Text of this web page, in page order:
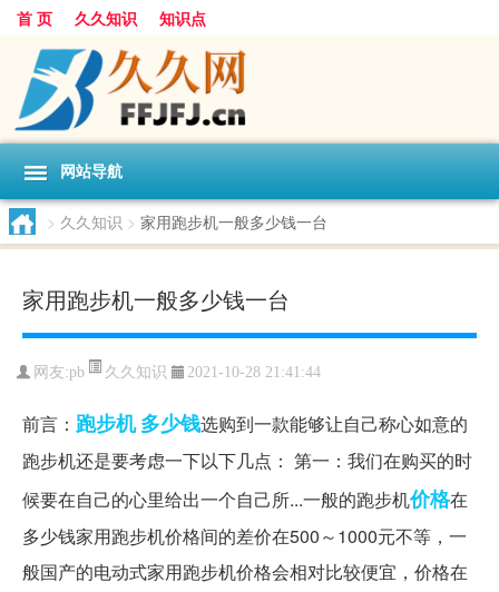
首 页 久久知识 知识点
网站导航
> 久久知识 > 家用跑步机一般多少钱一台
家用跑步机一般多少钱一台
网友:pb 久久知识 2021-10-28 21:41:44
前言： 跑步机多少钱选购到一款能够让自己称心如意的
跑步机还是要考虑一下以下几点： 第一：我们在购买的时
候要在自己的心里给出一个自己所...一般的跑步机价格在
多少钱家用跑步机价格间的差价在500～1000元不等，一
般国产的电动式家用跑步机价格会相对比较便宜，价格在